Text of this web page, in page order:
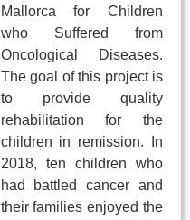
Mallorca for Children
who Suffered from
Oncological Diseases.
The goal of this project is
to provide quality
rehabilitation for the
children in remission. In
2018, ten children who
had battled cancer and
their families enjoyed the